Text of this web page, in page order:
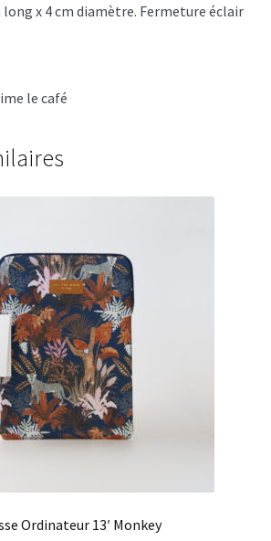
long x 4 cm diamètre. Fermeture éclair
le café
Ordinateur 13′ Monkey